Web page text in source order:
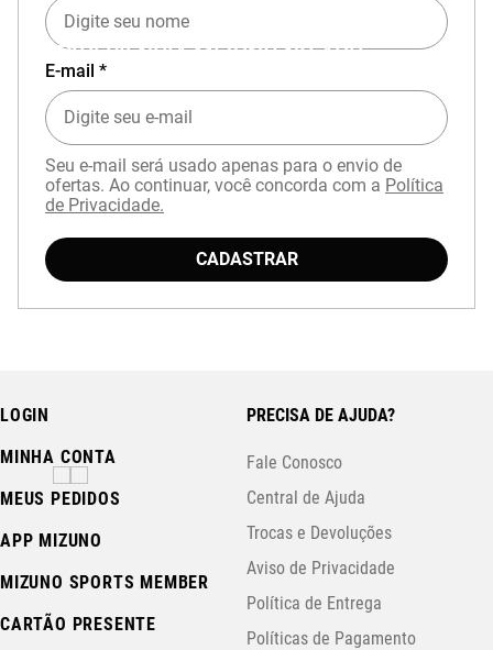
EXPERIÊNCIA MIZUNO NO APP
Baixe o aplicativo Mizuno e garanta
com cupomAPP15.
E-mail *
Seu e-mail será usado apenas para o envio de
ofertas. Ao continuar, você concorda com a Política
de Privacidade.
CADASTRAR
LOGIN
MINHA CONTA
MEUS PEDIDOS
APP MIZUNO
MIZUNO SPORTS MEMBER
CARTÃO PRESENTE
PRECISA DE AJUDA?
Fale Conosco
Central de Ajuda
Trocas e Devoluções
Aviso de Privacidade
Política de Entrega
Políticas de Pagamento